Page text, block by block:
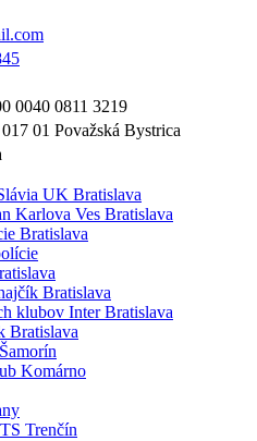
0040 0811 3219
01 Považská Bystrica
UK Bratislava
Karlova Ves Bratislava
Bratislava
Bratislava
klubov Inter Bratislava
Bratislava
Komárno
Trenčín